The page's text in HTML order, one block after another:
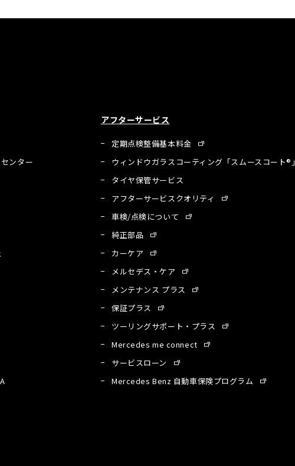
ンター
アフターサービス
定期点検整備基本料金
ウィンドウガラスコーティング「スムースコート®」
タイヤ保管サービス
アフターサービスクオリティ
車検/点検について
純正部品
カーケア
メルセデス・ケア
メンテナンス プラス
保証プラス
ツーリングサポート・プラス
Mercedes me connect
サービスローン
Mercedes Benz 自動車保険プログラム